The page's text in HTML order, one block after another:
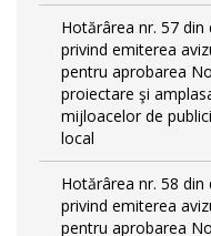
Hotărârea nr. 57
privind emiterea
pentru aprobarea
proiectare şi
mijloacelor de
local
Hotărârea nr. 58
privind emiterea
pentru aprobarea